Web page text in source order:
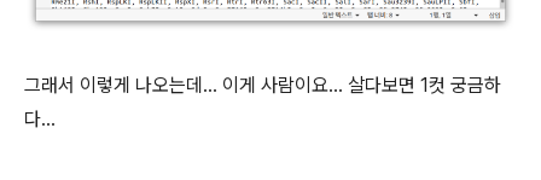
그래서 이렇게 나오는데... 이게 사람이요... 살다보면 1컷 궁금하
다...